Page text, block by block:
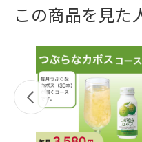
この商品を見た